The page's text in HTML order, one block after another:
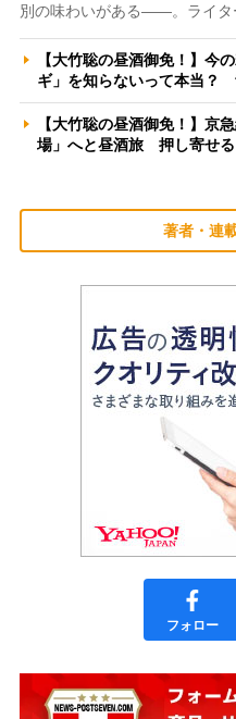
別の味わいがある――。ライタ
【大竹聡の昼酒御免！】今
ギ」を知らないって本当
【大竹聡の昼酒御免！】京
場」へと昼酒旅 押し寄せ
著者・連
フォロー